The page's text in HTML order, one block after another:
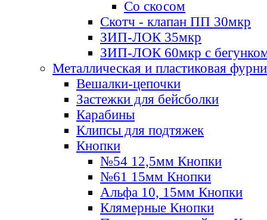
Со скосом
Скотч - клапан ПП 30мкр
ЗИП-ЛОК 35мкр
ЗИП-ЛОК 60мкр с
Металлическая и пластиковая
Вешалки-цепочки
Застежки для бейсболки
Карабины
Клипсы для подтяжек
Кнопки
№54 12,5мм Кнопки
№61 15мм Кнопки
Альфа 10, 15мм Кнопки
Клямерные Кнопки